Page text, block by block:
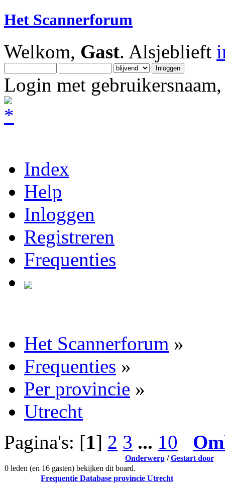
Het Scannerforum
Welkom, Gast. Alsjeblieft
Login met
Index
Help
Inloggen
Registreren
Frequenties
Het Scannerforum »
Frequenties »
Per provincie »
Utrecht
Pagina's: [1] 2 3 ... 10
Onderwerp/Gestart door
0 leden (en 16 gasten) bekijken dit board.
Frequentie Database provincie Utrecht